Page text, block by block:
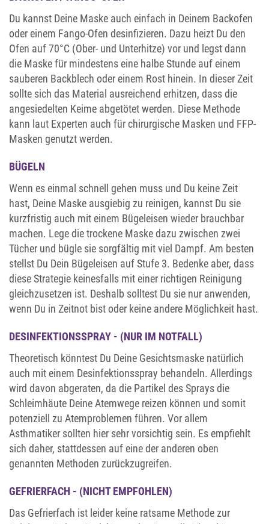
Du kannst Deine Maske auch einfach in Deinem Backofen
oder einem Fango-Ofen desinfizieren. Dazu heizt Du den
Ofen auf 70°C (Ober- und Unterhitze) vor und legst dann
die Maske für mindestens eine halbe Stunde auf einem
sauberen Backblech oder einem Rost hinein. In dieser Zeit
sollte sich das Material ausreichend erhitzen, dass die
angesiedelten Keime abgetötet werden. Diese Methode
kann laut Experten auch für chirurgische Masken und FFP-
Masken genutzt werden.
BÜGELN
Wenn es einmal schnell gehen muss und Du keine Zeit
hast, Deine Maske ausgiebig zu reinigen, kannst Du sie
kurzfristig auch mit einem Bügeleisen wieder brauchbar
machen. Lege die trockene Maske dazu zwischen zwei
Tücher und bügle sie sorgfältig mit viel Dampf. Am besten
stellst Du Dein Bügeleisen auf Stufe 3. Bedenke aber, dass
diese Strategie keinesfalls mit einer richtigen Reinigung
gleichzusetzen ist. Deshalb solltest Du sie nur anwenden,
wenn Du in Zeitnot bist oder keine andere Möglichkeit hast.
DESINFEKTIONSSPRAY - (NUR IM NOTFALL)
Theoretisch könntest Du Deine Gesichtsmaske natürlich
auch mit einem Desinfektionsspray behandeln. Allerdings
wird davon abgeraten, da die Partikel des Sprays die
Schleimhäute Deine Atemwege reizen können und somit
potenziell zu Atemproblemen führen. Vor allem
Asthmatiker sollten hier sehr vorsichtig sein. Es empfiehlt
sich daher, stattdessen auf eine der anderen oben
genannten Methoden zurückzugreifen.
GEFRIERFACH - (NICHT EMPFOHLEN)
Das Gefrierfach ist leider keine ratsame Methode zur